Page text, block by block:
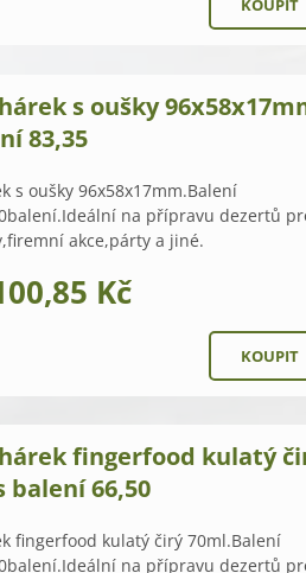
s oušky
83,35
s oušky 96x58x17mm.Balení
na přípravu dezertů
akce,párty a jiné.
Kč
fingerfood kulatý
balení 66,50
fingerfood kulatý čirý 70ml.Balení
na přípravu dezertů